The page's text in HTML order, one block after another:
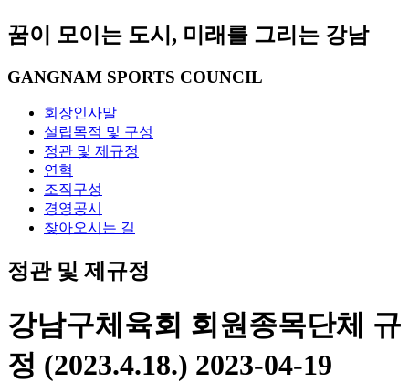
꿈이 모이는 도시, 미래를 그리는 강남
GANGNAM SPORTS COUNCIL
회장인사말
설립목적 및 구성
정관 및 제규정
연혁
조직구성
경영공시
찾아오시는 길
정관 및 제규정
강남구체육회 회원종목단체 규
정 (2023.4.18.) 2023-04-19